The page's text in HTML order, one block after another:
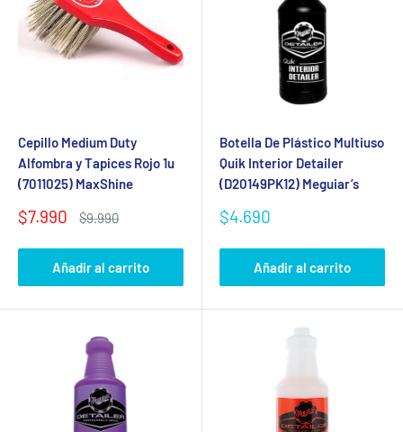
Cepillo Medium Duty
Alfombra y Tapices Rojo 1u
(7011025) MaxShine
Precio
venta
$7.990
Precio
$9.990
Añadir al carrito
Botella De Plástico Multiuso
Quik Interior Detailer
(D20149PK12) Meguiar’s
Precio
venta
$4.690
Añadir al carrito